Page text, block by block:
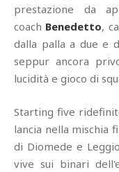
prestazione da
coach Benedetto,
dalla palla a due e
seppur ancora
lucidità e gioco di
Starting five
lancia nella mischia
di Diomede e
vive sui binari